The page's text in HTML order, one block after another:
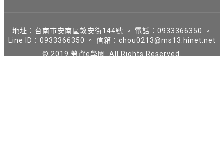
地址：台南市安南區敦安街144號 。 電話：0933366350 。
Line ID：0933366350 。 信箱：chou0213@ms13.hinet.net
© 2019 勞資e學園. All Rights Reserved.